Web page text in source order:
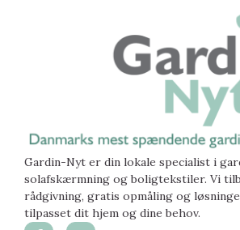
Gardin-Nyt er din lokale specialist i
solafskærmning og boligtekstiler. Vi
rådgivning, gratis opmåling og
tilpasset dit hjem og dine behov.